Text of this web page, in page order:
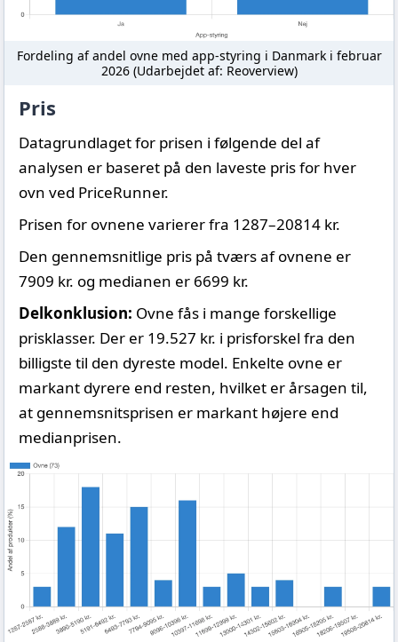
Fordeling af andel ovne med app-styring i Danmark i februar
2026 (Udarbejdet af: Reoverview)
Pris
Datagrundlaget for prisen i følgende del af
analysen er baseret på den laveste pris for hver
ovn ved PriceRunner.
Prisen for ovnene varierer fra 1287–20814 kr.
Den gennemsnitlige pris på tværs af ovnene er
7909 kr. og medianen er 6699 kr.
Delkonklusion: Ovne fås i mange forskellige
prisklasser. Der er 19.527 kr. i prisforskel fra den
billigste til den dyreste model. Enkelte ovne er
markant dyrere end resten, hvilket er årsagen til,
at gennemsnitsprisen er markant højere end
medianprisen.